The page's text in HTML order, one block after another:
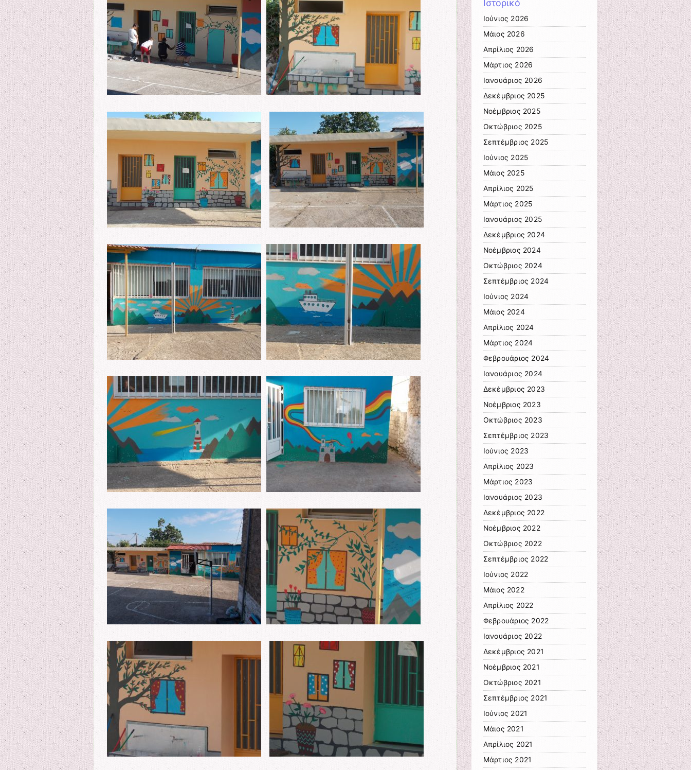
Ιστορικό
Ιούνιος 2026
Μάιος 2026
Απρίλιος 2026
Μάρτιος 2026
Ιανουάριος 2026
Δεκέμβριος 2025
Νοέμβριος 2025
Οκτώβριος 2025
Σεπτέμβριος 2025
Ιούνιος 2025
Μάιος 2025
Απρίλιος 2025
Μάρτιος 2025
Ιανουάριος 2025
Δεκέμβριος 2024
Νοέμβριος 2024
Οκτώβριος 2024
Σεπτέμβριος 2024
Ιούνιος 2024
Μάιος 2024
Απρίλιος 2024
Μάρτιος 2024
Φεβρουάριος 2024
Ιανουάριος 2024
Δεκέμβριος 2023
Νοέμβριος 2023
Οκτώβριος 2023
Σεπτέμβριος 2023
Ιούνιος 2023
Απρίλιος 2023
Μάρτιος 2023
Ιανουάριος 2023
Δεκέμβριος 2022
Νοέμβριος 2022
Οκτώβριος 2022
Σεπτέμβριος 2022
Ιούνιος 2022
Μάιος 2022
Απρίλιος 2022
Φεβρουάριος 2022
Ιανουάριος 2022
Δεκέμβριος 2021
Νοέμβριος 2021
Οκτώβριος 2021
Σεπτέμβριος 2021
Ιούνιος 2021
Μάιος 2021
Απρίλιος 2021
Μάρτιος 2021